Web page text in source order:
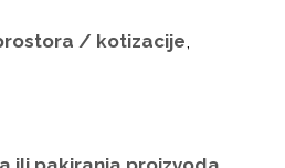
/ kotizacije,